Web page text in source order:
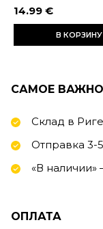
14.99 €
В КОРЗИНУ
САМОЕ
Склад в Риге
Отправка 3-
«В наличии»
ОПЛАТА